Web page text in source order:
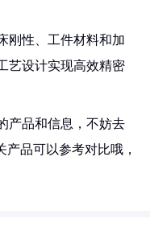
刚性、工件材料和加
艺设计实现高效精密
产品和信息，不妨去
品可以参考对比哦，